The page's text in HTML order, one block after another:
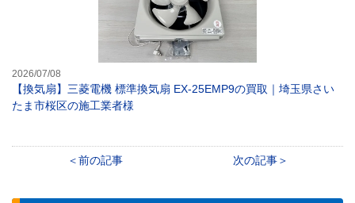
2026/07/08
【換気扇】三菱電機 標準換気扇 EX-25EMP9の買取｜埼玉県さい
たま市桜区の施工業者様
前の記事 次の記事